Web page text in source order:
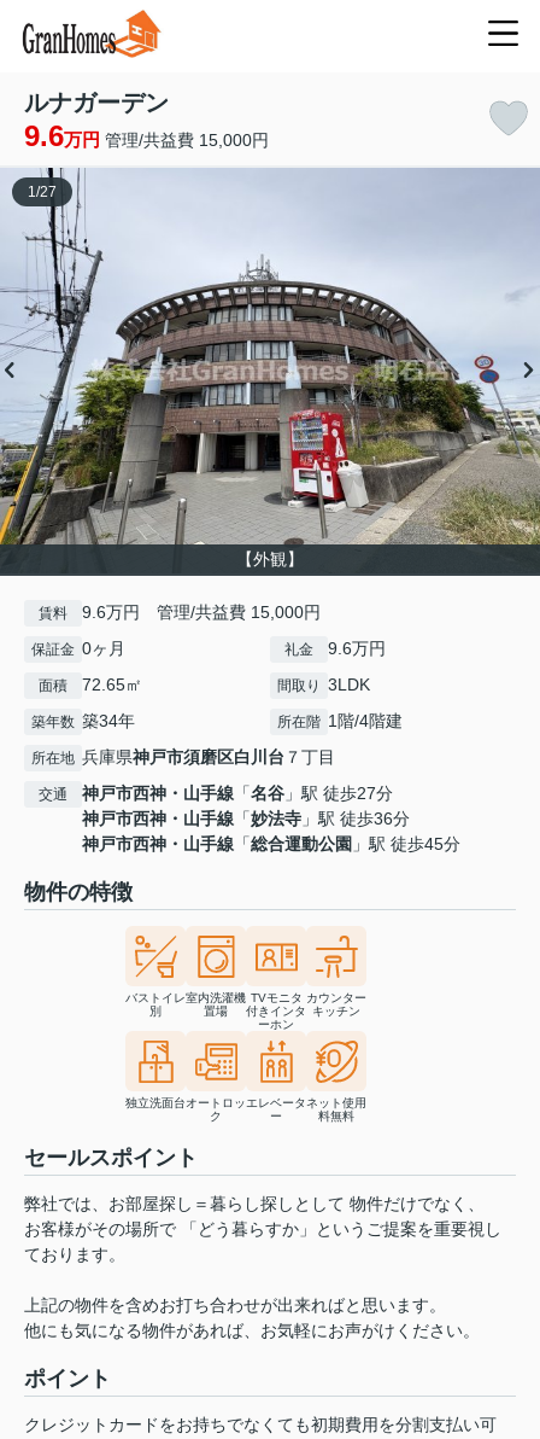
ルナガーデン
9.6万円 管理/共益費 15,000円
【外観】
1 /27
賃料 9.6万円 管理/共益費 15,000円
保証金 0ヶ月 礼金 9.6万円
面積 72.65㎡ 間取り 3LDK
築年数 築34年 所在階 1階/4階建
所在地 兵庫県神戸市須磨区白川台 ７丁目
交通 神戸市西神・山手線 「名谷 」駅 徒歩27分
神戸市西神・山手線 「妙法寺 」駅 徒歩36分
神戸市西神・山手線 「総合運動公園 」駅 徒歩45分
物件の特徴
バストイレ
別
室内洗濯機
置場
TVモニタ
付きインタ
ーホン
カウンター
キッチン
独立洗面台オートロッ
ク
エレベータ
ー
ネット使用
料無料
セールスポイント
弊社では、お部屋探し＝暮らし探しとして 物件だけでなく、
お客様がその場所で 「どう暮らすか」というご提案を重要視し
ております。
上記の物件を含めお打ち合わせが出来ればと思います。
他にも気になる物件があれば、お気軽にお声がけください。
ポイント
クレジットカードをお持ちでなくても初期費用を分割支払い可